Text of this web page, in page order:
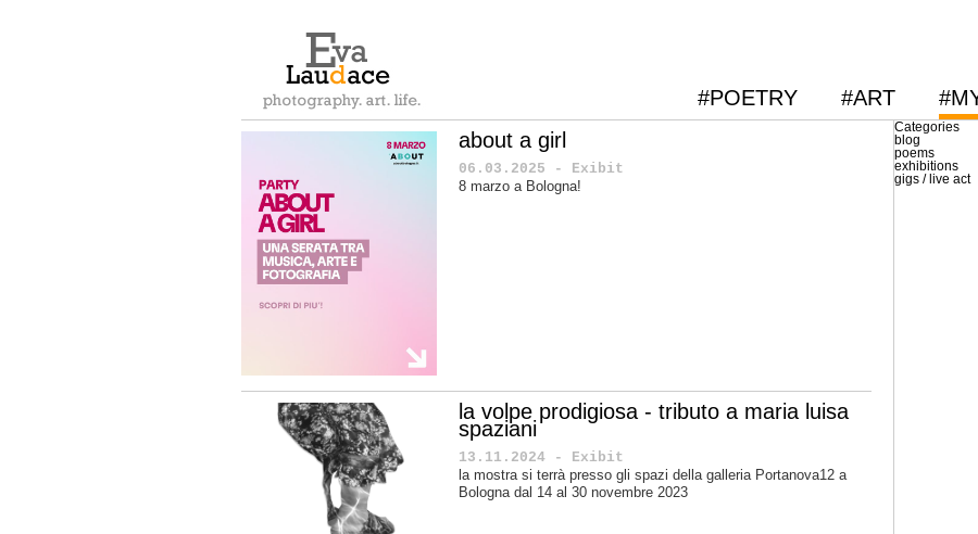
#POETRY #ART
about a girl
06.03.2025 - Exibit
8 marzo a Bologna!
la volpe prodigiosa - tributo a maria luisa
spaziani
13.11.2024 - Exibit
la mostra si terrà presso gli spazi della galleria Portanova12 a
Bologna dal 14 al 30 novembre 2023
Categories
blog
poems
exhibitions
gigs / live act